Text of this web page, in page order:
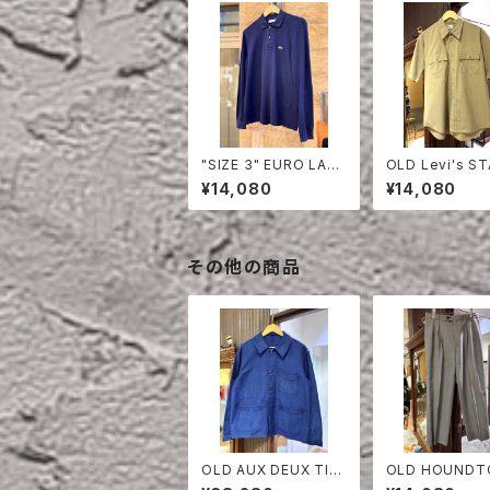
"SIZE 3" EURO LAC
OSTE POLO SHIRT
LONG SLEEVE
¥14,080
OLD Levi's
EST HALF
HIRT
¥14,080
その他の商品
OLD AUX DEUX TIG
RE BLUE MOLESKIN
OLD
H TWO TUCK